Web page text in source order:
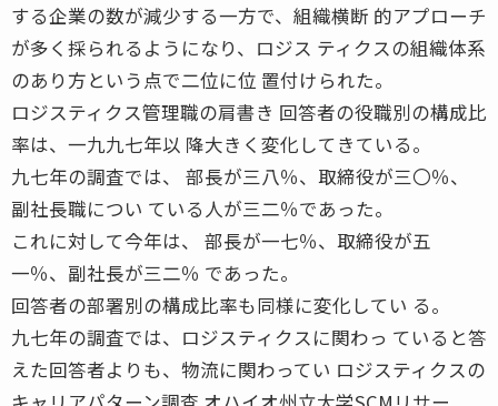
する企業の数が減少する一方で、組織横断 的アプローチ
が多く採られるようになり、ロジス ティクスの組織体系
のあり方という点で二位に位 置付けられた。
ロジスティクス管理職の肩書き 回答者の役職別の構成比
率は、一九九七年以 降大きく変化してきている。
九七年の調査では、 部長が三八％、取締役が三〇％、
副社長職につい ている人が三二％であった。
これに対して今年は、 部長が一七％、取締役が五
一％、副社長が三二％ であった。
回答者の部署別の構成比率も同様に変化してい る。
九七年の調査では、ロジスティクスに関わっ ていると答
えた回答者よりも、物流に関わってい ロジスティクスの